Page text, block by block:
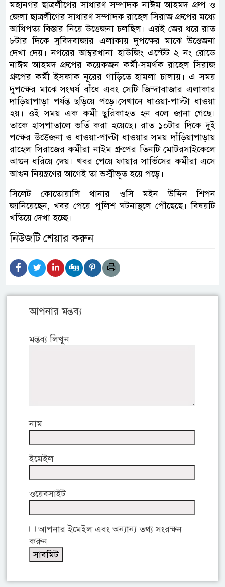
মহানগর ছাত্রলীগের সাধারণ সম্পাদক নাঈম আহমদ গ্রুপ ও
জেলা ছাত্রলীগের সাধারণ সম্পাদক রাহেল সিরাজ গ্রুপের মধ্যে
আধিপত্য বিস্তার নিয়ে উত্তেজনা চলছিল। এরই জের ধরে রাত
৮টার দিকে সুবিদবাজার এলাকায় দুপক্ষের মাঝে উত্তেজনা
দেখা দেয়। নগরের আম্বরখানা হাউজিং এস্টেট ২ নং রোডে
নাঈম আহমদ গ্রুপের কয়েকজন কর্মী-সমর্থক রাহেল সিরাজ
গ্রুপের কর্মী ইসফাক নূরের গাড়িতে হামলা চালায়। এ সময়
দুপক্ষের মাঝে সংঘর্ষ বাঁধে এবং সেটি জিন্দাবাজার এলাকার
দাড়িয়াপাড়া পর্যন্ত ছড়িয়ে পড়ে।সেখানে ধাওয়া-পাল্টা ধাওয়া
হয়। ওই সময় এক কর্মী ছুরিকাহত হন বলে জানা গেছে।
তাকে হাসপাতালে ভর্তি করা হয়েছে। রাত ১০টার দিকে দুই
পক্ষের উত্তেজনা ও ধাওয়া-পাল্টা ধাওয়ার সময় দাঁড়িয়াপাড়ায়
রাহেল সিরাজের কর্মীরা নাইম গ্রুপের তিনটি মোটরসাইকেলে
আগুন ধরিয়ে দেয়। খবর পেয়ে ফায়ার সার্ভিসের কর্মীরা এসে
আগুন নিয়ন্ত্রণের আগেই তা ভস্মীভূত হয়ে পড়ে।
সিলেট কোতোয়ালি থানার ওসি মইন উদ্দিন শিপন
জানিয়েছেন, খবর পেয়ে পুলিশ ঘটনাস্থলে পৌঁছেছে। বিষয়টি
খতিয়ে দেখা হচ্ছে।
নিউজটি শেয়ার করুন
আপনার মন্তব্য
মন্তব্য লিখুন
নাম
ইমেইল
ওয়েবসাইট
আপনার ইমেইল এবং অন্যান্য তথ্য সংরক্ষন
করুন